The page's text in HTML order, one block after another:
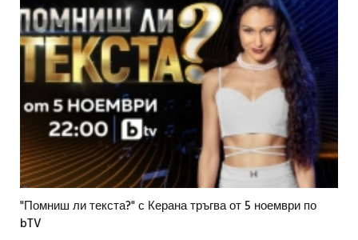
"Помниш ли текста?" с Керана тръгва от 5 ноември по
bTV